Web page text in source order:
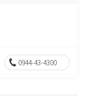
0944-43-4300